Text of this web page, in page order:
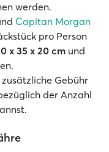
werden.
Capitan Morgan
pro Person
x 35 x 20 cm und
Gebühr
der Anzahl